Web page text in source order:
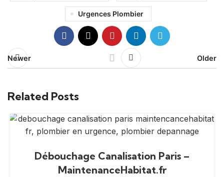
Urgences Plombier
Newer Older
Related Posts
Débouchage Canalisation Paris –
MaintenanceHabitat.fr